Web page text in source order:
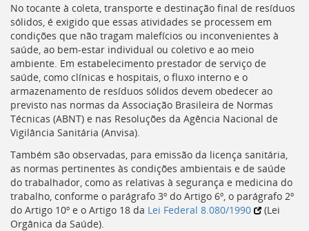
[]
Ir
para
a
busca
[]
Voltar
para
o
início
deste
menu
[]
No tocante à coleta, transporte e destinação final de resíduos
sólidos, é exigido que essas atividades se processem em
condições que não tragam malefícios ou inconvenientes à
saúde, ao bem-estar individual ou coletivo e ao meio
ambiente. Em estabelecimento prestador de serviço de
saúde, como clínicas e hospitais, o fluxo interno e o
armazenamento de resíduos sólidos devem obedecer ao
previsto nas normas da Associação Brasileira de Normas
Técnicas (ABNT) e nas Resoluções da Agência Nacional de
Vigilância Sanitária (Anvisa).
Também são observadas, para emissão da licença sanitária,
as normas pertinentes às condições ambientais e de saúde
do trabalhador, como as relativas à segurança e medicina do
trabalho, conforme o parágrafo 3º do Artigo 6º, o parágrafo 2º
do Artigo 10º e o Artigo 18 da Lei Federal 8.080/1990
(Lei
Orgânica da Saúde).